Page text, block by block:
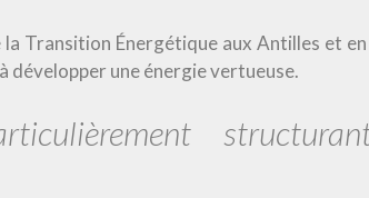
la Transition Énergétique aux Antilles et
développer une énergie vertueuse.